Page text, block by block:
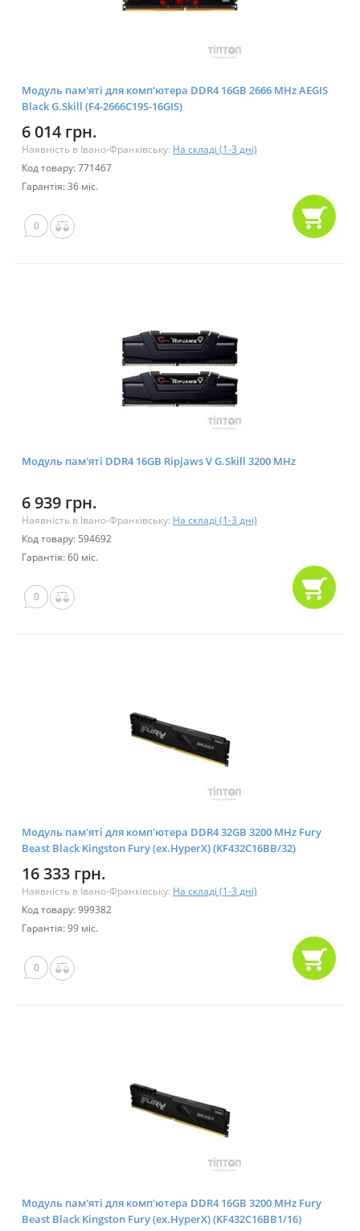
Модуль пам'яті для комп'ютера DDR4 16GB 2666 MHz AEGIS
Black G.Skill (F4-2666C19S-16GIS)
6 014 грн.
Наявність в Івано-Франківську: На складі (1-3 дні)
Код товару: 771467
Гарантія: 36 міс.
0
Модуль пам'яті DDR4 16GB Ripjaws V G.Skill 3200 MHz
6 939 грн.
Наявність в Івано-Франківську: На складі (1-3 дні)
Код товару: 594692
Гарантія: 60 міс.
0
Модуль пам'яті для комп'ютера DDR4 32GB 3200 MHz Fury
Beast Black Kingston Fury (ex.HyperX) (KF432C16BB/32)
16 333 грн.
Наявність в Івано-Франківську: На складі (1-3 дні)
Код товару: 999382
Гарантія: 99 міс.
0
Модуль пам'яті для комп'ютера DDR4 16GB 3200 MHz Fury
Beast Black Kingston Fury (ex.HyperX) (KF432C16BB1/16)